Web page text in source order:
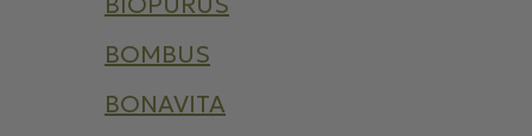
BOMBUS
BONAVITA